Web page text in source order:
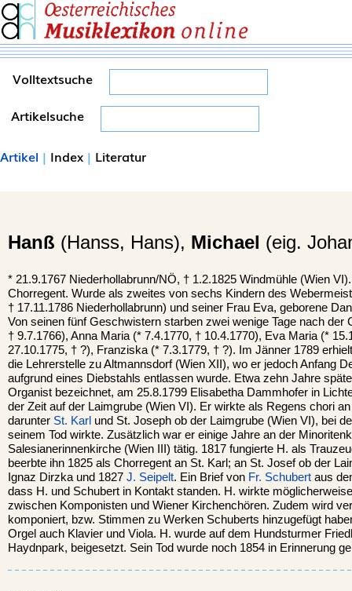
Volltextsuche
Artikelsuche
Artikel | Index | Literatur
Hanß (Hanss, Hans), Michael (eig.
* 21.9.1767 Niederhollabrunn/NÖ, † 1.2.1825 Windmühle (Wien
Chorregent. Wurde als zweites von sechs Kindern des
† 17.11.1786 Niederhollabrunn) und seiner Frau Eva, geborene
Von seinen fünf Geschwistern starben zwei wenige Tage nach der
† 9.7.1766), Anna Maria (* 7.4.1770, † 10.4.1770), Eva Maria (*
27.10.1775, † ?), Franziska (* 7.3.1779, † ?). Im Jänner 1789
die Lehrerstelle zu Altmannsdorf (Wien XII), wo er jedoch Anfang
aufgrund eines Diebstahls entlassen wurde. Etwa zehn Jahre
Organist bezeichnet, am 25.8.1799 Elisabetha Dammhofer in
der Zeit auf der Laimgrube (Wien VI). Er wirkte als Regens chori
darunter St. Karl und St. Joseph ob der Laimgrube (Wien VI), bei
seinem Tod wirkte. Zusätzlich war er einige Jahre an der
Salesianerinnenkirche (Wien III) tätig. 1817 fungierte H. als
beerbte ihn 1825 als Chorregent an St. Karl; an St. Josef ob der
Ignaz Dirzka und 1827 J. Seipelt. Ein Brief von Fr. Schubert aus
dass H. und Schubert in Kontakt standen. H. wirkte
zwischen Komponisten und Wiener Kirchenchören. Zudem wird
komponiert, bzw. Stimmen zu Werken Schuberts hinzugefügt
Orgel auch Klavier und Viola. H. wurde auf dem Hundsturmer
Haydnpark, beigesetzt. Sein Tod wurde noch 1854 in Erinnerung